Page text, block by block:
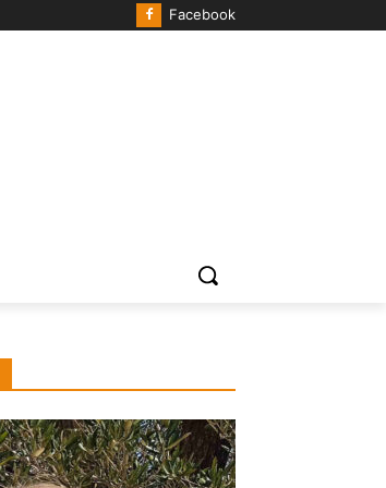
Facebook